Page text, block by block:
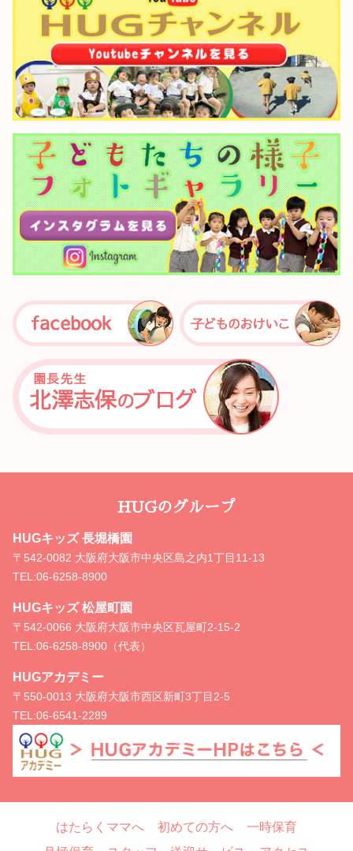
HUGのグループ
HUGキッズ 長堀橋園
〒542-0082 大阪府大阪市中央区島之内1丁目11-13
TEL:06-6258-8900
HUGキッズ 松屋町園
〒542-0066 大阪府大阪市中央区瓦屋町2-15-2
TEL:06-6258-8900（代表）
HUGアカデミー
〒550-0013 大阪府大阪市西区新町3丁目2-5
TEL:06-6541-2289
はたらくママへ 初めての方へ
一時保育